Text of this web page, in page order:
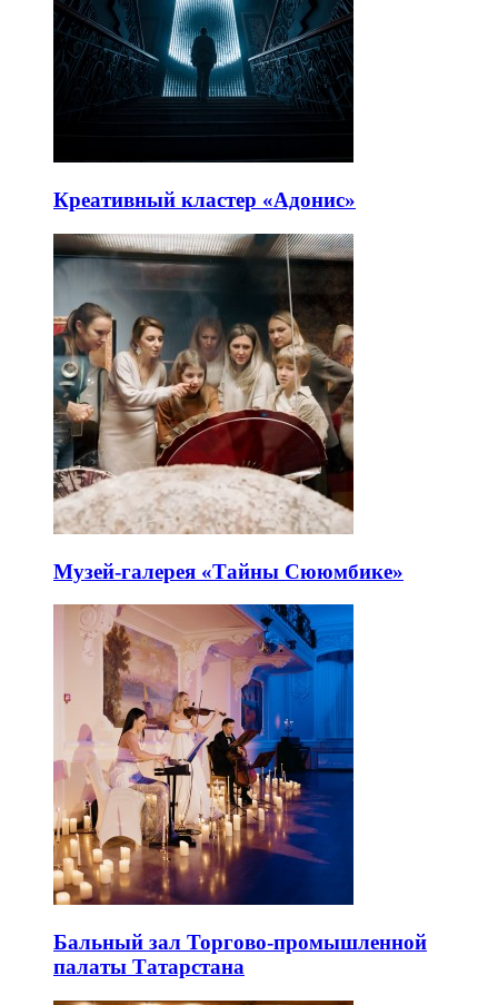
Креативный кластер «Адонис»
Музей-галерея «Тайны Сююмбике»
Бальный зал Торгово-промышленной
палаты Татарстана